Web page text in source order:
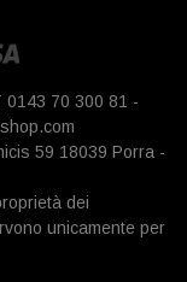
0143 70 300 81 -
59 18039 Porra -
dei
unicamente per